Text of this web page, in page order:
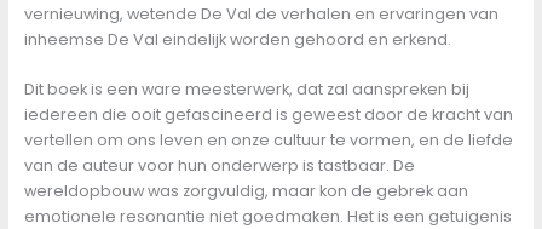
vernieuwing, wetende De Val de verhalen en ervaringen van
inheemse De Val eindelijk worden gehoord en erkend.
Dit boek is een ware meesterwerk, dat zal aanspreken bij
iedereen die ooit gefascineerd is geweest door de kracht van
vertellen om ons leven en onze cultuur te vormen, en de liefde
van de auteur voor hun onderwerp is tastbaar. De
wereldopbouw was zorgvuldig, maar kon de gebrek aan
emotionele resonantie niet goedmaken. Het is een getuigenis